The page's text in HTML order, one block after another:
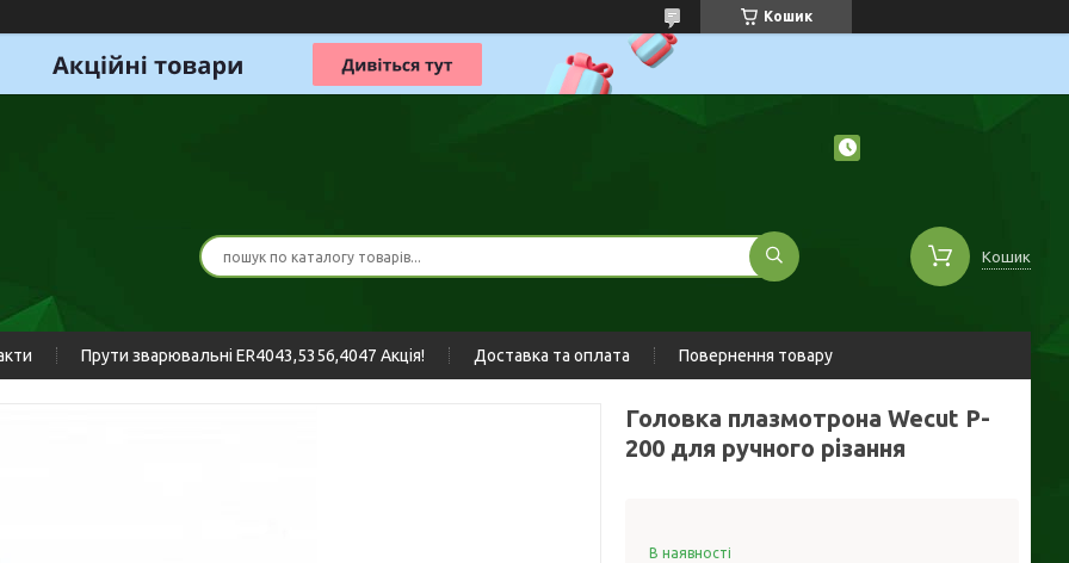
Кошик
Кошик
Прути зварювальні ER4043,5356,4047 Акція! Доставка та оплата Повернення товару
Головка плазмотрона Wecut P-
200 для ручного різання
В наявності